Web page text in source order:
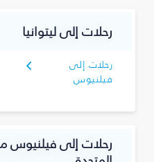
رحلات إلى ليتوانيا
رحلات إلى
فيلنيوس
رحلات إلى فيلنيوس